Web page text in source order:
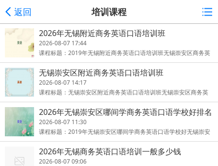
返回 培训课程
2026年无锡附近商务英语口语培训班
2026-08-07 17:44
课程标题：2019年无锡附近商务英语口语培训班无锡崇安区商务英
语口语是无锡崇安区商务英语口语培训学校的重点专业，无锡市知
名的
无锡崇安区附近商务英语口语培训班
2026-08-07 14:17
课程标题：无锡崇安区附近商务英语口语培训班无锡崇安区商务英
语口语是无锡崇安区商务英语口语培训学校的重点专业，无锡市知
名的
2026年无锡崇安区哪间学商务英语口语学校好排名
前十
2026-08-07 11:30
课程标题：2019年无锡崇安区哪间学商务英语口语学校好无锡崇安
区商务英语口语是无锡崇安区商务英语口语培训学校的重点专业，
无锡
2026年无锡商务英语口语培训一般多少钱
2026-08-07 09:06